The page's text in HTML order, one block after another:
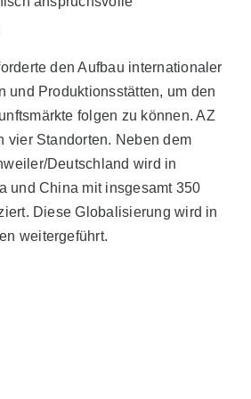
den Aufbau internationaler
und Produktionsstätten, um den
folgen zu können. AZ
vier Standorten. Neben dem
Deutschland wird in
und China mit insgesamt 350
Diese Globalisierung wird in
weitergeführt.